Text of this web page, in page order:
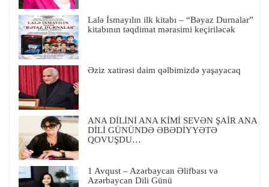
Lalə İsmayılın ilk kitabı – “Bəyaz Durnalar”
kitabının təqdimat mərasimi keçiriləcək
Əziz xatirəsi daim qəlbimizdə yaşayacaq
ANA DİLİNİ ANA KİMİ SEVƏN ŞAİR ANA
DİLİ GÜNÜNDƏ ƏBƏDİYYƏTƏ
QOVUŞDU…
1 Avqust – Azərbaycan Əlifbası və
Azərbaycan Dili Günü